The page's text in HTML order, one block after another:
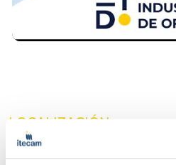
LOCALIZACIÓN
¿Dónde